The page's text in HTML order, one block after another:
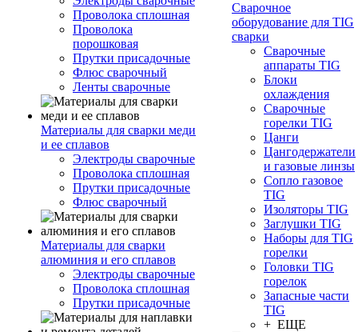
Проволока сплошная
Проволока
порошковая
Прутки присадочные
Флюс сварочный
Ленты сварочные
Материалы для сварки меди
и ее сплавов
Электроды сварочные
Проволока сплошная
Прутки присадочные
Флюс сварочный
Материалы для сварки
алюминия и его сплавов
Электроды сварочные
Проволока сплошная
Прутки присадочные
Сварочное
оборудование для TIG
сварки
Сварочные
аппараты TIG
Блоки
охлаждения
Сварочные
горелки TIG
Цанги
Цангодержатели
и газовые линзы
Сопло газовое
TIG
Изоляторы TIG
Заглушки TIG
Наборы для TIG
горелки
Головки TIG
горелок
Запасные части
TIG
+ ЕЩЕ